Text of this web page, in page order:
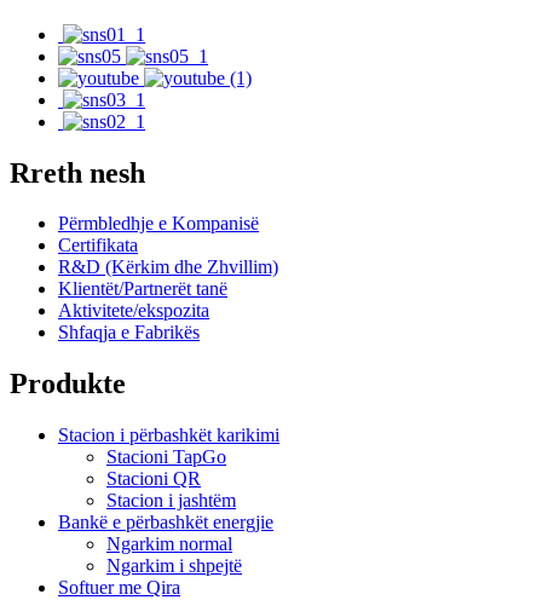
Rreth nesh
Përmbledhje e Kompanisë
Certifikata
R&D (Kërkim dhe Zhvillim)
Klientët/Partnerët tanë
Aktivitete/ekspozita
Shfaqja e Fabrikës
Produkte
Stacion i përbashkët karikimi
Stacioni TapGo
Stacioni QR
Stacion i jashtëm
Bankë e përbashkët energjie
Ngarkim normal
Ngarkim i shpejtë
Softuer me Qira